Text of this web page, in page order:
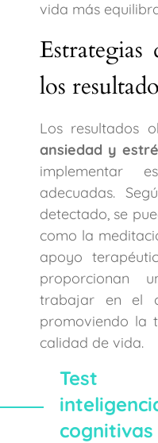
vida más
Estrategias
los
Los resultados
ansiedad y
implementar
adecuadas.
detectado, se
como la
apoyo
proporcionan
trabajar en el
promoviendo la
calidad de vida.
Test
cognitivas